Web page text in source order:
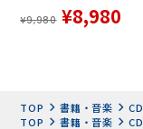
11. 涙を抱いた渡り鳥
15. 骨まで愛して
¥9,980 ¥8,980
TOP 書籍・音楽 CD
TOP
書籍・音楽
CD